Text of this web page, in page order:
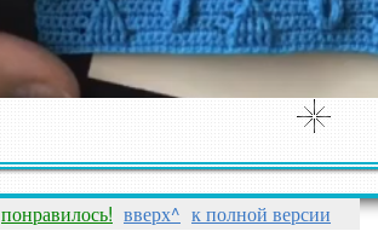
понравилось! вверх^ к полной версии